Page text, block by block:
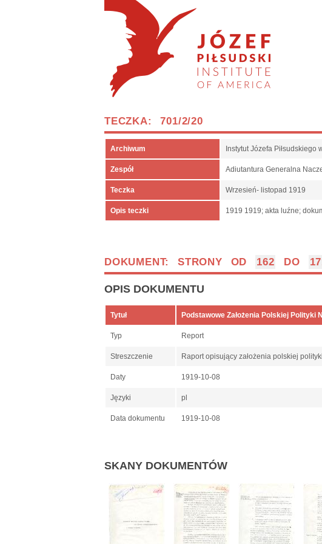
TECZKA: 701/2/20
Archiwum Instytut Józefa Piłsudskiego
Zespół Adiutantura Generalna
Teczka Wrzesień- listopad 1919
Opis teczki 1919 1919; akta luźne;
DOKUMENT: STRONY OD 162 DO
OPIS DOKUMENTU
Tytuł Podstawowe Założenia Polskiej Polityki
Typ Report
Streszczenie Raport opisujący założenia polskiej
Daty 1919-10-08
Języki pl
Data dokumentu 1919-10-08
SKANY DOKUMENTÓW